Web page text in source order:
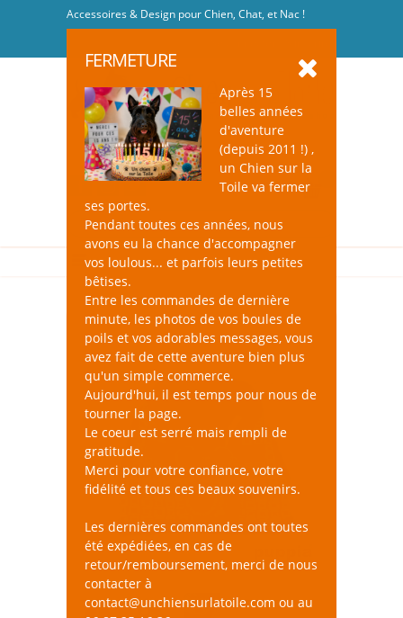
Accessoires & Design pour Chien, Chat, et Nac !
FERMETURE
Après 15
belles années
d'aventure
(depuis 2011 !) ,
un Chien sur la
Toile va fermer
ses portes.
Pendant toutes ces années, nous
avons eu la chance d'accompagner
vos loulous... et parfois leurs petites
bêtises.
Entre les commandes de dernière
minute, les photos de vos boules de
poils et vos adorables messages, vous
avez fait de cette aventure bien plus
qu'un simple commerce.
Aujourd'hui, il est temps pour nous de
tourner la page.
Le coeur est serré mais rempli de
gratitude.
Merci pour votre confiance, votre
fidélité et tous ces beaux souvenirs.
Les dernières commandes ont toutes
été expédiées, en cas de
retour/remboursement, merci de nous
contacter à
contact@unchiensurlatoile.com ou au